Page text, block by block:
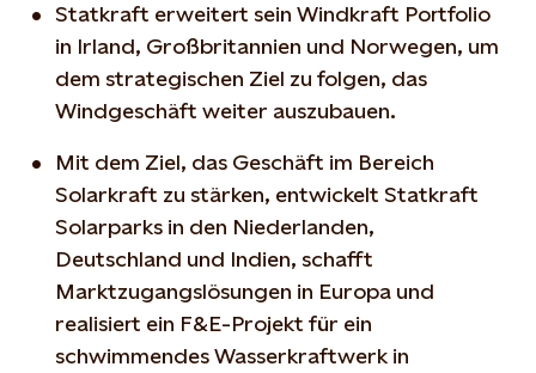
Statkraft erweitert sein Windkraft Portfolio
in Irland, Großbritannien und Norwegen, um
dem strategischen Ziel zu folgen, das
Windgeschäft weiter auszubauen.
Mit dem Ziel, das Geschäft im Bereich
Solarkraft zu stärken, entwickelt Statkraft
Solarparks in den Niederlanden,
Deutschland und Indien, schafft
Marktzugangslösungen in Europa und
realisiert ein F&E-Projekt für ein
schwimmendes Wasserkraftwerk in